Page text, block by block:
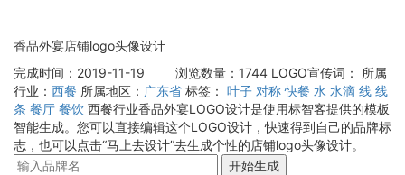
香品外宴店铺logo头像设计
完成时间：2019-11-19
浏览数量：1744 LOGO宣传词：
所属
行业： 西餐 所属地区： 广东省 标签： 叶子 对称 快餐 水 水滴 线 线
条 餐厅 餐饮 西餐行业香品外宴LOGO设计是使用标智客提供的模板
智能生成。您可以直接编辑这个LOGO设计，快速得到自己的品牌标
志，也可以点击“马上去设计”去生成个性的店铺logo头像设计。
开始生成